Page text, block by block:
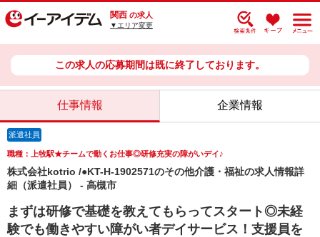
関西 の求人
▼エリア変更
この求人の応募期間は既に終了しております。
仕事情報 企業情報
派遣社員
職種：上牧駅★チームで動くお仕事◎研修充実の障がいデイ♪
株式会社kotrio /●KT-H-1902571のその他介護・福祉の求人情報詳
細（派遣社員） - 高槻市
まずは研修で基礎を教えてもらってスタート◎未経
験でも働きやすい障がい者デイサービス！支援員を